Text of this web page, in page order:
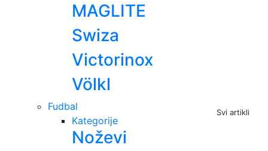
MAGLITE
Swiza
Victorinox
Völkl
Svi artikli
Fudbal
Kategorije
Noževi